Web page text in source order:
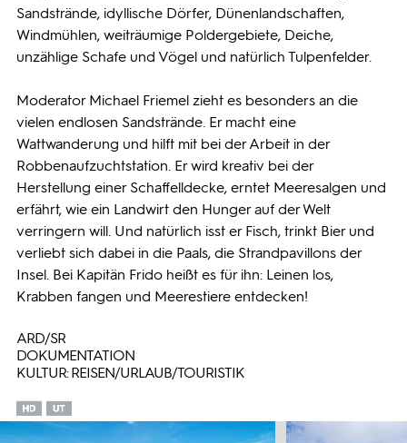
Sandstrände, idyllische Dörfer, Dünenlandschaften,
Windmühlen, weiträumige Poldergebiete, Deiche,
unzählige Schafe und Vögel und natürlich Tulpenfelder.
Moderator Michael Friemel zieht es besonders an die
vielen endlosen Sandstrände. Er macht eine
Wattwanderung und hilft mit bei der Arbeit in der
Robbenaufzuchtstation. Er wird kreativ bei der
Herstellung einer Schaffelldecke, erntet Meeresalgen und
erfährt, wie ein Landwirt den Hunger auf der Welt
verringern will. Und natürlich isst er Fisch, trinkt Bier und
verliebt sich dabei in die Paals, die Strandpavillons der
Insel. Bei Kapitän Frido heißt es für ihn: Leinen los,
Krabben fangen und Meerestiere entdecken!
ARD/SR
DOKUMENTATION
KULTUR: REISEN/URLAUB/TOURISTIK